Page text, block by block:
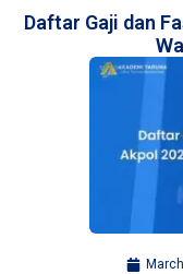
Daftar Gaji dan